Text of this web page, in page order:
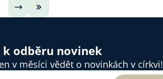
k odběru novinek
v měsíci vědět o novinkách v církvi!